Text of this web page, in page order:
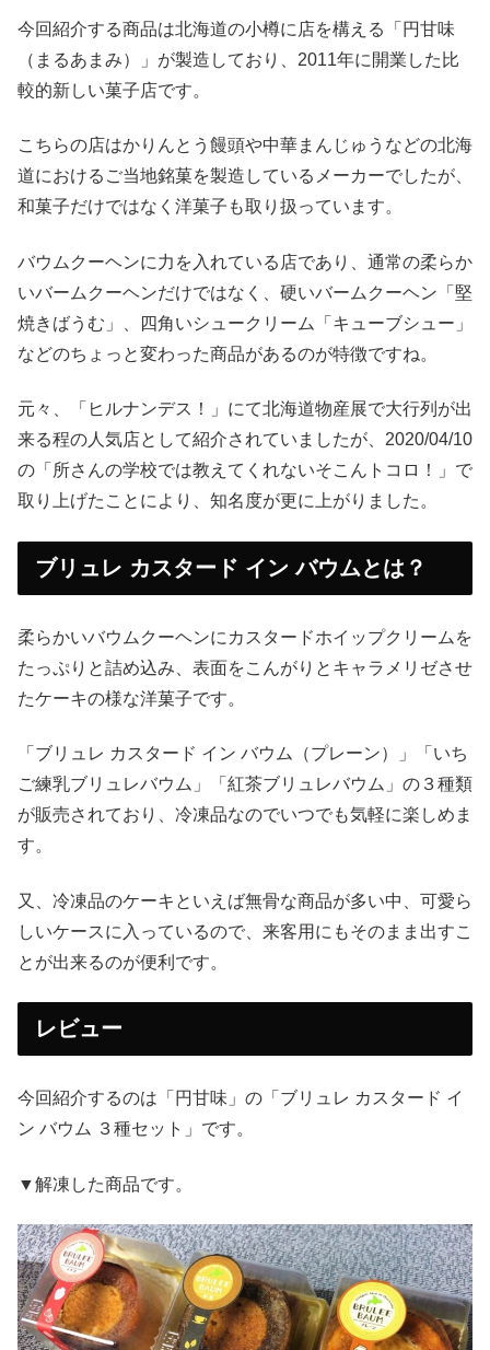
今回紹介する商品は北海道の小樽に店を構える「円甘味
（まるあまみ）」が製造しており、2011年に開業した比
較的新しい菓子店です。
こちらの店はかりんとう饅頭や中華まんじゅうなどの北海
道におけるご当地銘菓を製造しているメーカーでしたが、
和菓子だけではなく洋菓子も取り扱っています。
バウムクーヘンに力を入れている店であり、通常の柔らか
いバームクーヘンだけではなく、硬いバームクーヘン「堅
焼きばうむ」、四角いシュークリーム「キューブシュー」
などのちょっと変わった商品があるのが特徴ですね。
元々、「ヒルナンデス！」にて北海道物産展で大行列が出
来る程の人気店として紹介されていましたが、2020/04/10
の「所さんの学校では教えてくれないそこんトコロ！」で
取り上げたことにより、知名度が更に上がりました。
ブリュレ カスタード イン バウムとは？
柔らかいバウムクーヘンにカスタードホイップクリームを
たっぷりと詰め込み、表面をこんがりとキャラメリゼさせ
たケーキの様な洋菓子です。
「ブリュレ カスタード イン バウム（プレーン）」「いち
ご練乳ブリュレバウム」「紅茶ブリュレバウム」の３種類
が販売されており、冷凍品なのでいつでも気軽に楽しめま
す。
又、冷凍品のケーキといえば無骨な商品が多い中、可愛ら
しいケースに入っているので、来客用にもそのまま出すこ
とが出来るのが便利です。
レビュー
今回紹介するのは「円甘味」の「ブリュレ カスタード イ
ン バウム ３種セット」です。
▼解凍した商品です。